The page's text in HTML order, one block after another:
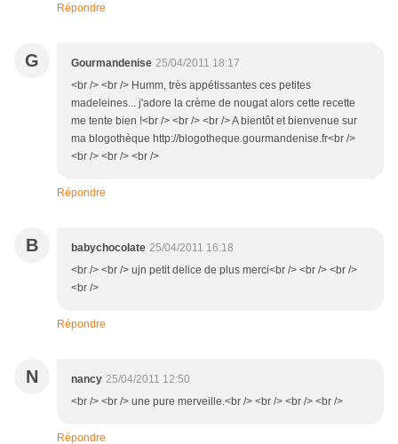
Répondre
G Gourmandenise 25/04/2011 18:17
<br /> <br /> Humm, très appétissantes ces petites
madeleines... j'adore la crème de nougat alors cette recette
me tente bien !<br /> <br /> <br /> A bientôt et bienvenue sur
ma blogothèque http://blogotheque.gourmandenise.fr<br />
<br /> <br /> <br />
Répondre
B babychocolate 25/04/2011 16:18
<br /> <br /> ujn petit delice de plus merci<br /> <br /> <br />
<br />
Répondre
N nancy 25/04/2011 12:50
<br /> <br /> une pure merveille.<br /> <br /> <br /> <br />
Répondre